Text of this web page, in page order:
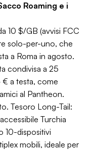
Roaming e i
10 $/GB (avvisi FCC
solo-per-uno, che
a Roma in agosto.
condivisa a 25
a testa, come
al Pantheon.
Tesoro Long-Tail:
Turchia
10-dispositivi
mobili, ideale per